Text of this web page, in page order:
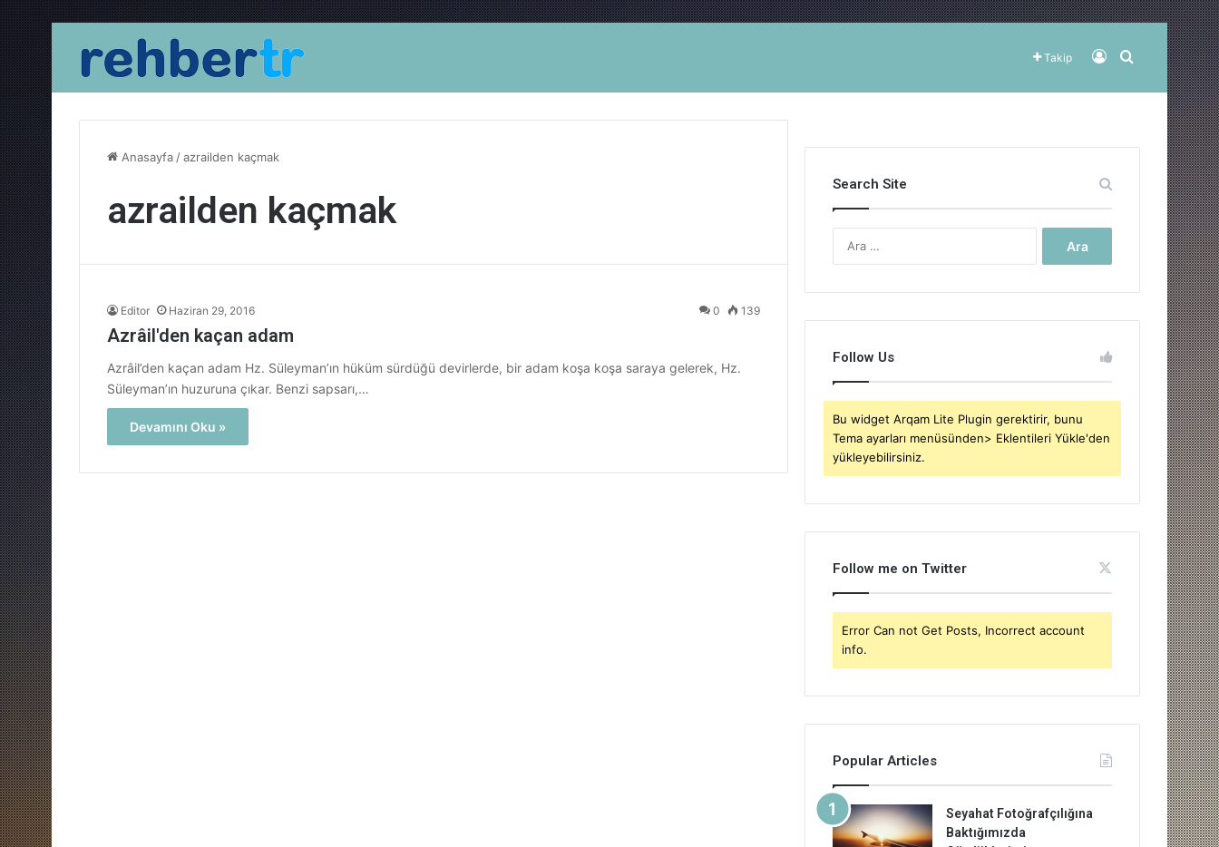
Takip Kayıt OlArama yap
Anasayfa /azrailden kaçmak
azrailden kaçmak
Editor Haziran 29, 2016 0 139
Azrâil'den kaçan adam
Azrâil’den kaçan adam Hz. Süleyman’ın hüküm sürdüğü devirlerde, bir adam koşa koşa saraya gelerek, Hz.
Süleyman’ın huzuruna çıkar. Benzi sapsarı,…
Devamını Oku »
Search Site
Follow Us
Bu widget Arqam Lite Plugin gerektirir, bunu
Tema ayarları menüsünden> Eklentileri Yükle'den
yükleyebilirsiniz.
Follow me on Twitter
Error Can not Get Posts, Incorrect account
info.
Popular Articles
Seyahat Fotoğrafçılığına
Baktığımızda